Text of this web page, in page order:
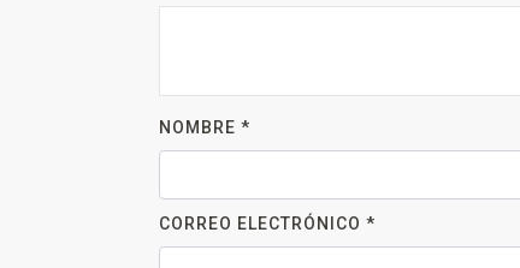
NOMBRE *
CORREO ELECTRÓNICO *